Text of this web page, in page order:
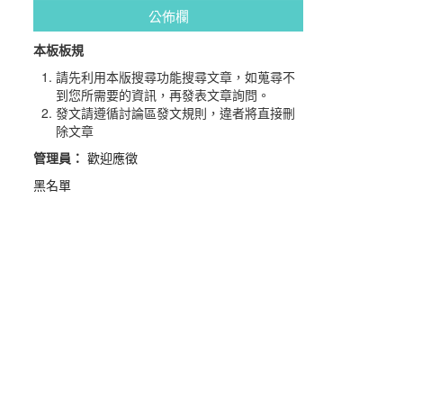
公佈欄
本板板規
請先利用本版搜尋功能搜尋文章，如蒐尋不
到您所需要的資訊，再發表文章詢問。
發文請遵循討論區發文規則，違者將直接刪
除文章
管理員： 歡迎應徵
黑名單